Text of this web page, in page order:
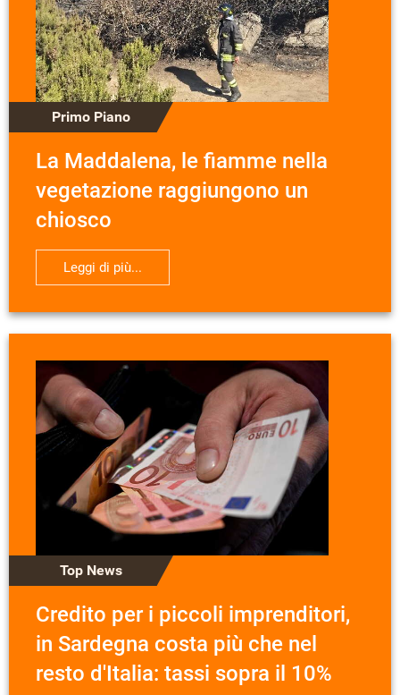
Primo Piano
La Maddalena, le fiamme nella
vegetazione raggiungono un
chiosco
Leggi di più...
Top News
Credito per i piccoli imprenditori,
in Sardegna costa più che nel
resto d'Italia: tassi sopra il 10%